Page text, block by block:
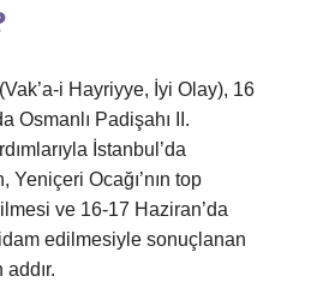
i Hayriyye, İyi Olay), 16
Osmanlı Padişahı II.
İstanbul’da
Yeniçeri Ocağı’nın top
ve 16-17 Haziran’da
edilmesiyle sonuçlanan